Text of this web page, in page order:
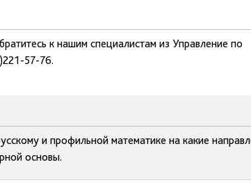
к нашим специалистам из Управление по
57-76.
и профильной математике на какие
основы.